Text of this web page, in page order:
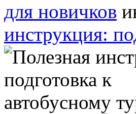
для новичков
инструкция: